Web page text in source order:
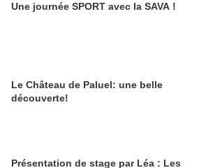
Une journée SPORT avec la SAVA !
Le Château de Paluel: une belle
découverte!
Présentation de stage par Léa : Les